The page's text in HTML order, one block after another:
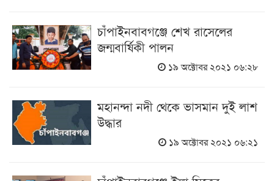
চাঁপাইনবাবগঞ্জে শেখ রাসেলের
জন্মবার্ষিকী পালন
১৯ অক্টোবর ২০২১ ০৬:২৮
মহানন্দা নদী থেকে ভাসমান দুই লাশ
উদ্ধার
১৯ অক্টোবর ২০২১ ০৬:২১